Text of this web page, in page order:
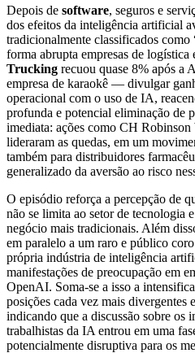
Depois de software, seguros e
dos efeitos da inteligência artificial
tradicionalmente classificados
forma abrupta empresas de logística
Trucking recuou quase 8% após
empresa de karaokê — divulgar
operacional com o uso de IA,
profunda e potencial eliminação de
imediata: ações como CH
lideraram as quedas, em um
também para distribuidores
generalizado da aversão ao risco
O episódio reforça a percepção de
não se limita ao setor de tecnologia
negócio mais tradicionais. Além
em paralelo a um raro e público
própria indústria de inteligência
manifestações de preocupação em
OpenAI. Soma-se a isso a
posições cada vez mais divergentes
indicando que a discussão sobre os
trabalhistas da IA entrou em uma
potencialmente disruptiva para os